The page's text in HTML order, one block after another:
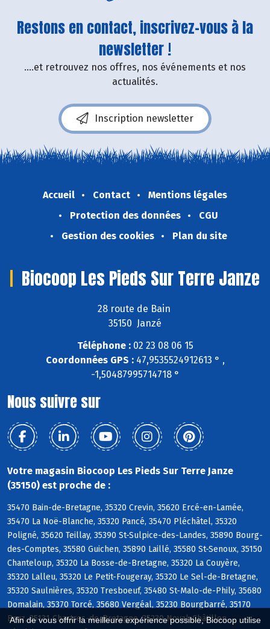
Afin de vous offrir la meilleure expérience possible, Biocoop utilise
Restons en contact, inscrivez-vous à la
newsletter !
....et retrouvez nos offres, nos événements et nos
actualités.
Inscription newsletter
Accueil Contact
Mentions légales
Protection des données
CGU
Gestion des cookies
Plan du site
Biocoop Les Pieds Sur Terre Janze
28 route de Bain
35150 Janzé
Téléphone :02 23 08 06 15
Coordonnées GPS :47,9535524912613 ° ,
-1,50487995714718 °
Nous suivre sur
Votre magasin Biocoop Les Pieds Sur Terre Janze
(35150) est proche de :
35470 Bain-de-Bretagne, 35320 Crevin, 35620 Ercé-en-Lamée,
35470 La Noë-Blanche, 35320 Pancé, 35470 Pléchâtel, 35320
Poligné, 35620 Teillay, 35390 St-Sulpice-des-Landes, 35890 Bourg-
des-Comptes, 35580 Guichen, 35890 Laillé, 35580 St-Senoux, 35150
Chanteloup, 35320 La Bosse-de-Bretagne, 35320 La Couyère,
35320 Lalleu, 35320 Le Petit-Fougeray, 35320 Le Sel-de-Bretagne,
35320 Saulnières, 35320 Tresboeuf, 35480 St-Malo-de-Phily, 35680
Domalain, 35370 Torcé, 35680 Vergéal, 35230 Bourgbarré, 35170
Bruz, 35131 Chartres-de-Bretagne, 35230 Noyal-Châtillon